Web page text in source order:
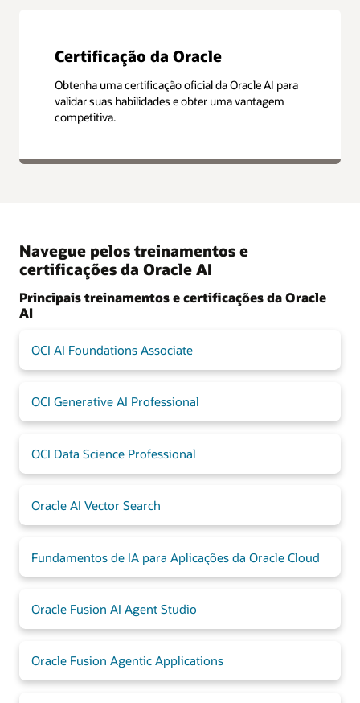
Certificação da Oracle
Obtenha uma certificação oficial da Oracle AI para
validar suas habilidades e obter uma vantagem
competitiva.
Navegue pelos treinamentos e
certificações da Oracle AI
Principais treinamentos e certificações da Oracle
AI
OCI AI Foundations Associate
OCI Generative AI Professional
OCI Data Science Professional
Oracle AI Vector Search
Fundamentos de IA para Aplicações da Oracle Cloud
Oracle Fusion AI Agent Studio
Oracle Fusion Agentic Applications